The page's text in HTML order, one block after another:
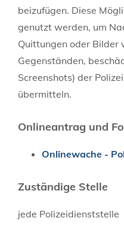
beizufügen. Diese
genutzt werden, um
Quittungen oder Bilder
Gegenständen,
Screenshots) der
übermitteln.
Onlineantrag und
Onlinewache -
Zuständige Stelle
jede Polizeidienststelle